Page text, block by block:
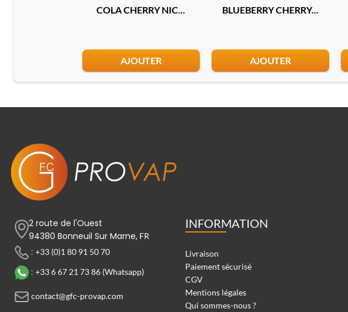
COLA CHERRY NIC...
AJOUTER
BLUEBERRY CHERRY...
AJOUTER
2 route de l'Ouest
94380 Bonneuil Sur Marne, FR
: +33 (0)1 80 91 50 70
: +33 6 67 21 73 86 (Whatsapp)
contact@gfc-provap.com
INFORMATION
Livraison
Paiement sécurisé
CGV
Mentions légales
Qui sommes-nous ?